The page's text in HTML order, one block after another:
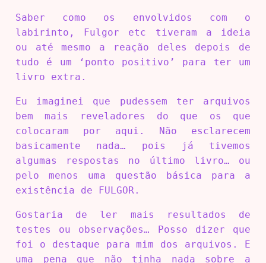
Saber como os envolvidos com o
labirinto, Fulgor etc tiveram a ideia
ou até mesmo a reação deles depois de
tudo é um ‘ponto positivo’ para ter um
livro extra.
Eu imaginei que pudessem ter arquivos
bem mais reveladores do que os que
colocaram por aqui. Não esclarecem
basicamente nada… pois já tivemos
algumas respostas no último livro… ou
pelo menos uma questão básica para a
existência de FULGOR.
Gostaria de ler mais resultados de
testes ou observações… Posso dizer que
foi o destaque para mim dos arquivos. E
uma pena que não tinha nada sobre a